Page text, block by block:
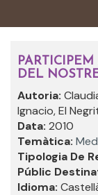
DEL
Autoria:
Ignacio, El
Data: 2010
Temàtica:
Tipologia De
Públic
Idioma: